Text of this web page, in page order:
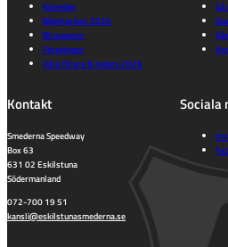
Kalender
Biljettpriser 2026
Bli sponsor
Föreningen
Våra förare & ledare 2026
Kontakt
Smederna Speedway
Box 63
631 02 Eskilstuna
Södermanland
072-700 19 51
kansli@eskilstunasmederna.se
Sociala